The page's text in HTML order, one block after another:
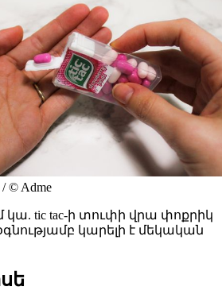
© Adme
կա. tic tac-ի տուփի վրա փոքրիկ
կարելի է մեկական